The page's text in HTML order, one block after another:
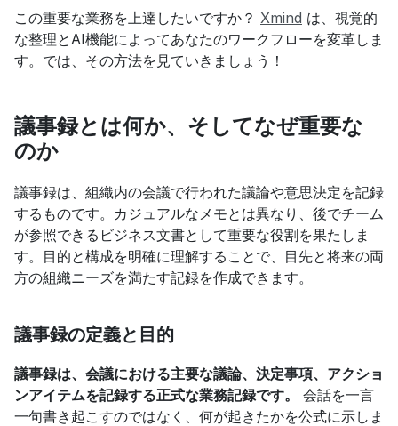
この重要な業務を上達したいですか？ Xmind は、視覚的
な整理とAI機能によってあなたのワークフローを変革しま
す。では、その方法を見ていきましょう！
議事録とは何か、そしてなぜ重要な
のか
議事録は、組織内の会議で行われた議論や意思決定を記録
するものです。カジュアルなメモとは異なり、後でチーム
が参照できるビジネス文書として重要な役割を果たしま
す。目的と構成を明確に理解することで、目先と将来の両
方の組織ニーズを満たす記録を作成できます。
議事録の定義と目的
議事録は、会議における主要な議論、決定事項、アクショ
ンアイテムを記録する正式な業務記録です。
会話を一言
一句書き起こすのではなく、何が起きたかを公式に示しま